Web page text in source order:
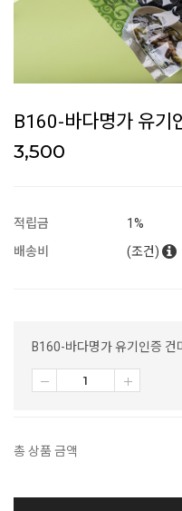
B160-바다명가 유기
3,500
적립금
1%
배송비
(조건)
B160-바다명가 유기인증 건
총 상품 금액